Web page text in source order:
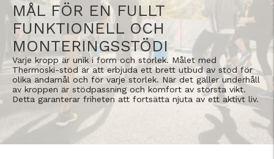
MÅL FÖR EN FULLT
FUNKTIONELL OCH
MONTERINGSSTÖDI
Varje kropp är unik i form och storlek. Målet med
Thermoski-stöd är att erbjuda ett brett utbud av stöd för
olika ändamål och för varje storlek. När det gäller underhåll
av kroppen är stödpassning och komfort av största vikt.
Detta garanterar friheten att fortsätta njuta av ett aktivt liv.